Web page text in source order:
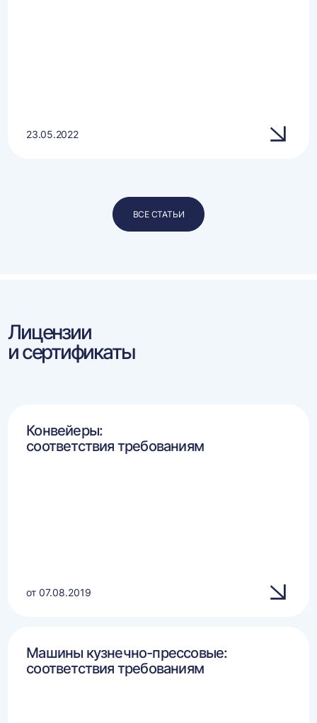
23.05.2022
ВСЕ СТАТЬИ
Лицензии
и сертификаты
Конвейеры:
соответствия требованиям
от 07.08.2019
Машины кузнечно-прессовые:
соответствия требованиям